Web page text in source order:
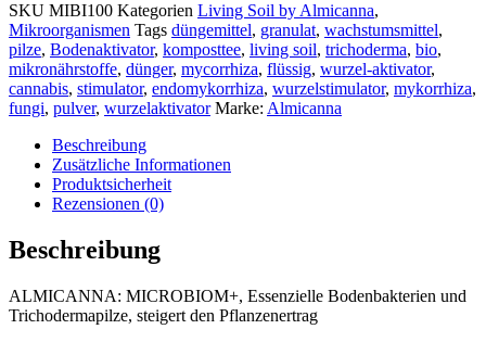
SKU MIBI100 Kategorien Living Soil by Almicanna,
Mikroorganismen Tags düngemittel, granulat, wachstumsmittel,
pilze, Bodenaktivator, komposttee, living soil, trichoderma, bio,
mikronährstoffe, dünger, mycorrhiza, flüssig, wurzel-aktivator,
cannabis, stimulator, endomykorrhiza, wurzelstimulator, mykorrhiza,
fungi, pulver, wurzelaktivator Marke: Almicanna
Beschreibung
Zusätzliche Informationen
Produktsicherheit
Rezensionen (0)
Beschreibung
ALMICANNA: MICROBIOM+, Essenzielle Bodenbakterien und
Trichodermapilze, steigert den Pflanzenertrag